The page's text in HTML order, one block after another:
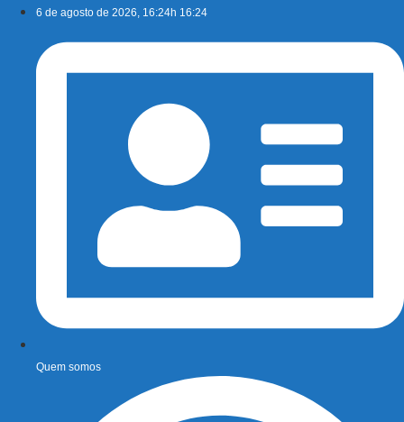
conteúdo
6 de agosto de 2026, 16:24h 16:24
Quem somos